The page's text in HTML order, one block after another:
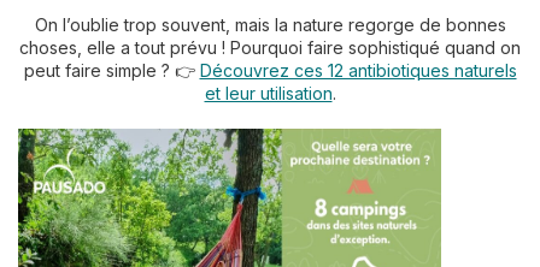
On l’oublie trop souvent, mais la nature regorge de bonnes
choses, elle a tout prévu ! Pourquoi faire sophistiqué quand on
peut faire simple ? 👉 Découvrez ces 12 antibiotiques naturels
et leur utilisation.